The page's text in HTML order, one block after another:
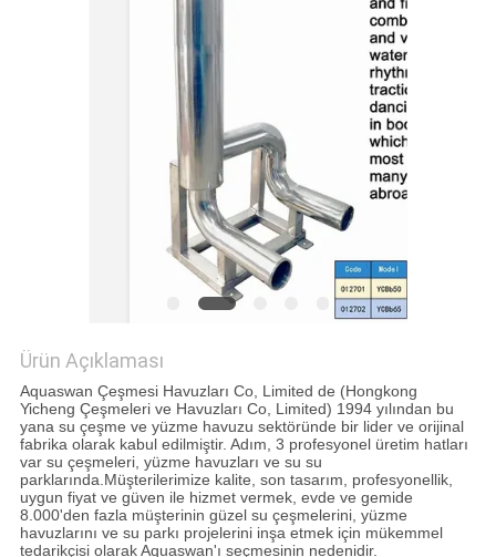
Ürün Açıklaması
Aquaswan Çeşmesi Havuzları Co, Limited de (Hongkong
Yicheng Çeşmeleri ve Havuzları Co, Limited) 1994 yılından bu
yana su çeşme ve yüzme havuzu sektöründe bir lider ve orijinal
fabrika olarak kabul edilmiştir. Adım, 3 profesyonel üretim hatları
var su çeşmeleri, yüzme havuzları ve su su
parklarında.Müşterilerimize kalite, son tasarım, profesyonellik,
uygun fiyat ve güven ile hizmet vermek, evde ve gemide
8.000'den fazla müşterinin güzel su çeşmelerini, yüzme
havuzlarını ve su parkı projelerini inşa etmek için mükemmel
tedarikçisi olarak Aquaswan'ı seçmesinin nedenidir.